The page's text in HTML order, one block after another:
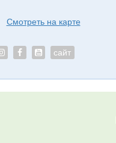
Смотреть на карте
сайт